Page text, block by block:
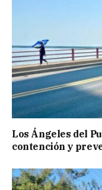
Los Ángeles del
contención y